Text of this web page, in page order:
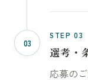
03
STEP 03
選考・
応募の